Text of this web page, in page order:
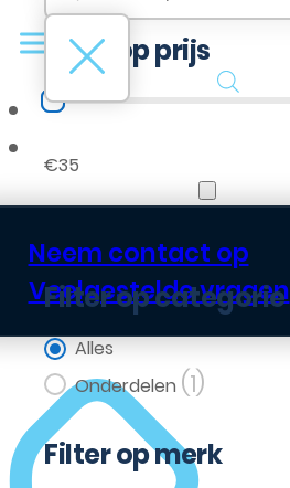
B2B Portaal
Neem contact op
Veelgestelde vragen
Filter op prijs
Filter op prijs
€35
Filter op categorie
Filter op categorie
Alles
Onderdelen (1)
Filter op merk